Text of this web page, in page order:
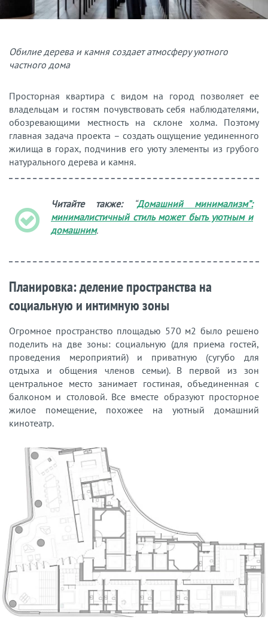
Обилие дерева и камня создает атмосферу уютного
частного дома
Просторная квартира с видом на город позволяет ее
владельцам и гостям почувствовать себя наблюдателями,
обозревающими местность на склоне холма. Поэтому
главная задача проекта – создать ощущение уединенного
жилища в горах, подчинив его уюту элементы из грубого
натурального дерева и камня.
Читайте также: “Домашний минимализм”:
минималистичный стиль может быть уютным и
домашним.
Планировка: деление пространства на
социальную и интимную зоны
Огромное пространство площадью 570 м2 было решено
поделить на две зоны: социальную (для приема гостей,
проведения мероприятий) и приватную (сугубо для
отдыха и общения членов семьи). В первой из зон
центральное место занимает гостиная, объединенная с
балконом и столовой. Все вместе образуют просторное
жилое помещение, похожее на уютный домашний
кинотеатр.